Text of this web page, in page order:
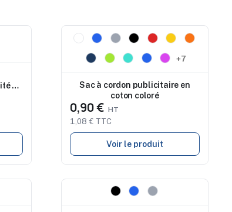
2
Nouveau
+7
Sac à cordon publicitaire en
coton coloré
0,90 €
1,08 € TTC
Voir le produit